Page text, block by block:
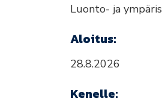
Luonto- ja
Aloitus:
28.8.2026
Kenelle: